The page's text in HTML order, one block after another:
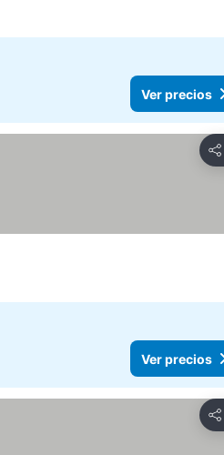
Ver precios
Ver precios